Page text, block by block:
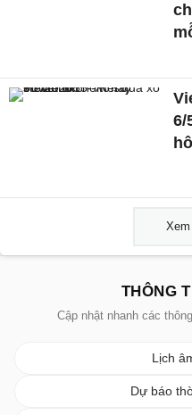
6/
THÔNG
Cập nhật nhanh các
Lịch
Dự báo